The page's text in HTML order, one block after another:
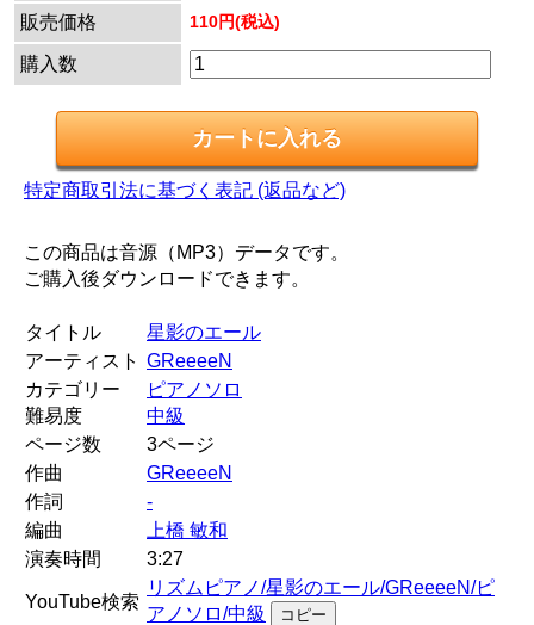
販売価格
110円(税込)
購入数
特定商取引法に基づく表記 (返品など)
この商品は音源（MP3）データです。
ご購入後ダウンロードできます。
タイトル
星影のエール
アーティスト GReeeeN
カテゴリー
難易度
ピアノソロ
中級
ページ数
3ページ
作曲
GReeeeN
作詞
-
編曲
上橋 敏和
演奏時間
3:27
YouTube検索
リズムピアノ/星影のエール/GReeeeN/ピ
アノソロ/中級
コピー